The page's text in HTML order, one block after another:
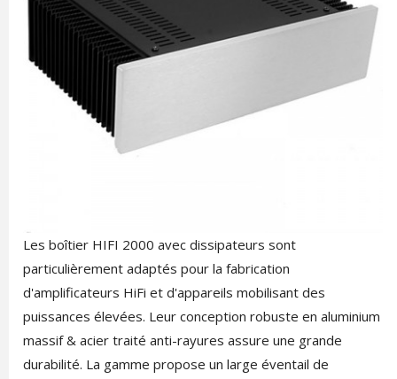
Les boîtier HIFI 2000 avec dissipateurs sont
particulièrement adaptés pour la fabrication
d'amplificateurs HiFi et d'appareils mobilisant des
puissances élevées. Leur conception robuste en aluminium
massif & acier traité anti-rayures assure une grande
durabilité. La gamme propose un large éventail de